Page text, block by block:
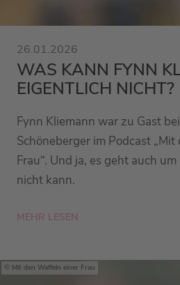
26.01.2026
WAS KANN FYNN
EIGENTLICH NICHT?
Fynn Kliemann war zu Gast
Schöneberger im Podcast
Frau“. Und ja, es geht auch
nicht kann.
MEHR LESEN
Mit den Waffeln einer Frau